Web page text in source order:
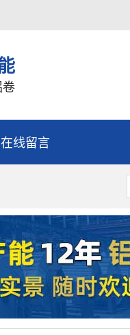
在线留言